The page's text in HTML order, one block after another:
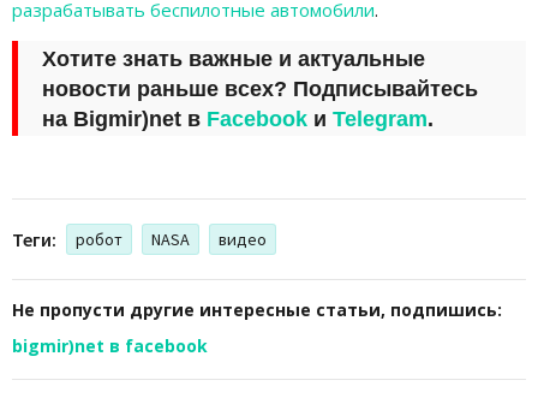
разрабатывать беспилотные автомобили.
Хотите знать важные и актуальные
новости раньше всех? Подписывайтесь
на Bigmir)net в Facebook и Telegram.
Теги: робот NASA видео
Не пропусти другие интересные статьи, подпишись:
bigmir)net в facebook